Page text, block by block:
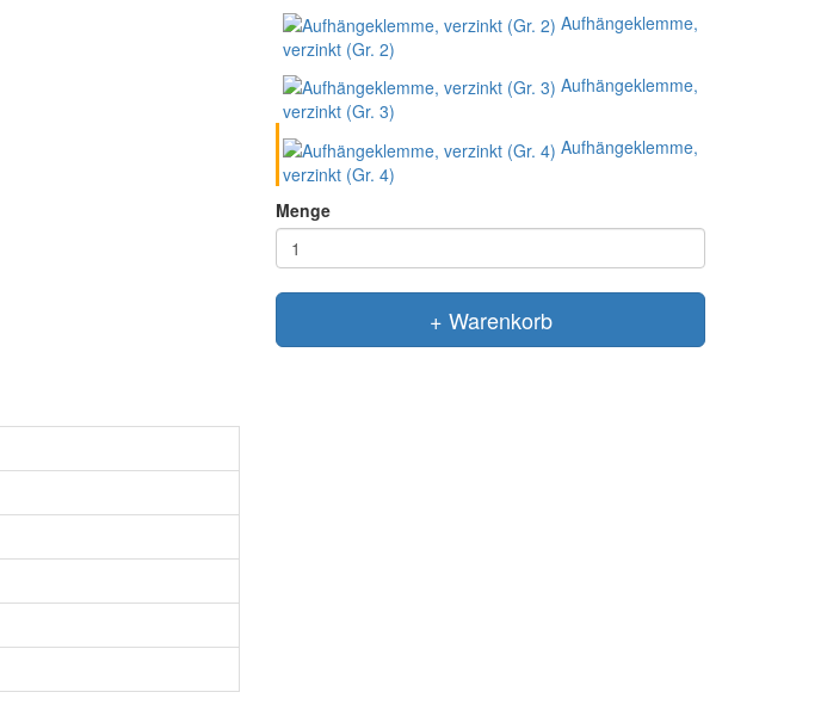
Aufhängeklemme,
verzinkt (Gr. 2)
Aufhängeklemme,
verzinkt (Gr. 3)
Aufhängeklemme,
verzinkt (Gr. 4)
Menge
+ Warenkorb